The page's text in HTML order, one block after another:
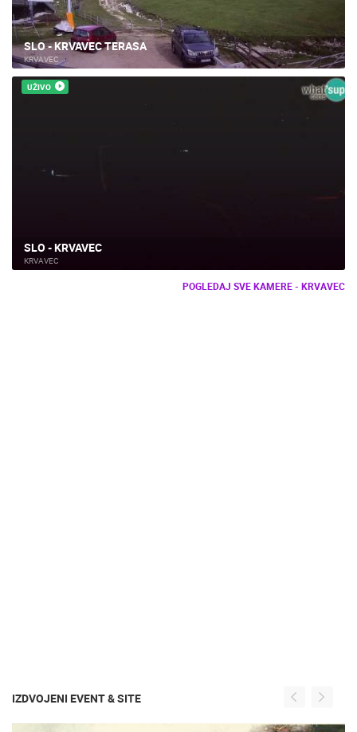
SLO - KRVAVEC TERASA
KRVAVEC
UŽIVO
SLO - KRVAVEC
KRVAVEC
POGLEDAJ SVE KAMERE - KRVAVEC
IZDVOJENI EVENT & SITE